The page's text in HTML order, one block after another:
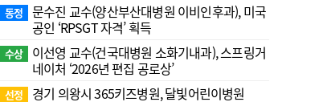
동정
문수진 교수( 양산부산대병원 이비인후과), 미국
공인 ‘RPSGT 자격’ 획득
수상
이선영 교수(건국대병원 소화기내과), 스프링거
네이처 ‘2026년 편집 공로상’
선정 경기 의왕시 365키즈병원, 달빛어린이병원